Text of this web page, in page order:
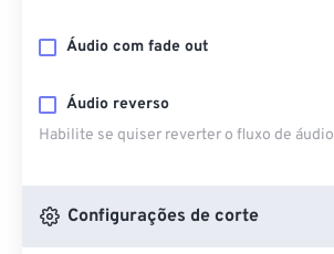
Áudio com fade out
Áudio reverso
Habilite se quiser reverter o fluxo de áudio
Configurações de corte